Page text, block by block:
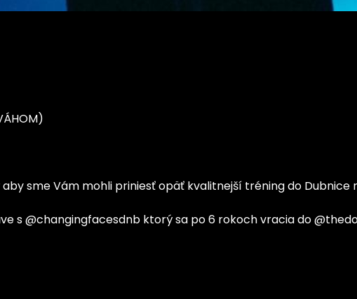
sme Vám mohli priniesť opäť kvalitnejší tréning do Dubnice
s @changingfacesdnb ktorý sa po 6 rokoch vracia do